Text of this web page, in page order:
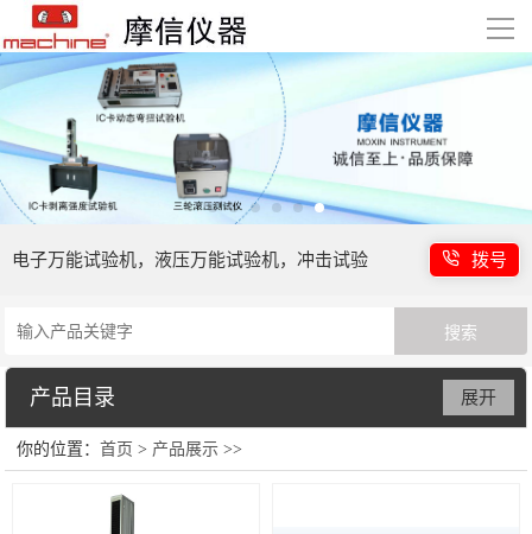
导
航
首页
产品展示
技术支持
新闻中心
关于我们
联系我们
电子万能试验机，液压万能试验机，冲击试验
机等
拨号
产品目录
电子万能试验机
液压万能试验机
展开
你的位置：首页 > 产品展示 >>